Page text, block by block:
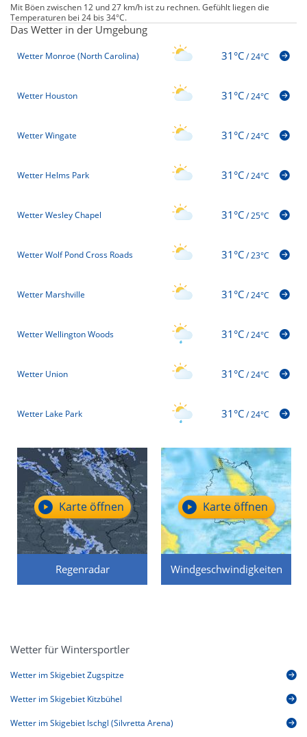
Mit Böen zwischen 12 und 27 km/h ist zu rechnen. Gefühlt liegen die
Temperaturen bei 24 bis 34°C.
Das Wetter in der Umgebung
Wetter Monroe (North Carolina) 31°C/24°C
Wetter Houston 31°C/24°C
Wetter Wingate 31°C/24°C
Wetter Helms Park 31°C/24°C
Wetter Wesley Chapel 31°C/25°C
Wetter Wolf Pond Cross Roads 31°C/23°C
Wetter Marshville 31°C/24°C
Wetter Wellington Woods 31°C/24°C
Wetter Union 31°C/24°C
Wetter Lake Park 31°C/24°C
Regenradar
Karte öffnen
Windgeschwindigkeiten
Karte öffnen
Wetter für Wintersportler
Wetter im Skigebiet Zugspitze
Wetter im Skigebiet Kitzbühel
Wetter im Skigebiet Ischgl (Silvretta Arena)